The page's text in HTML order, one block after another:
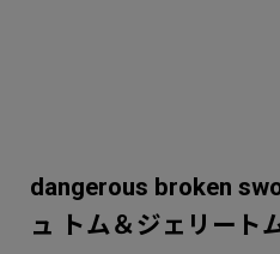
dangerous broken
ュ トム＆ジェリート